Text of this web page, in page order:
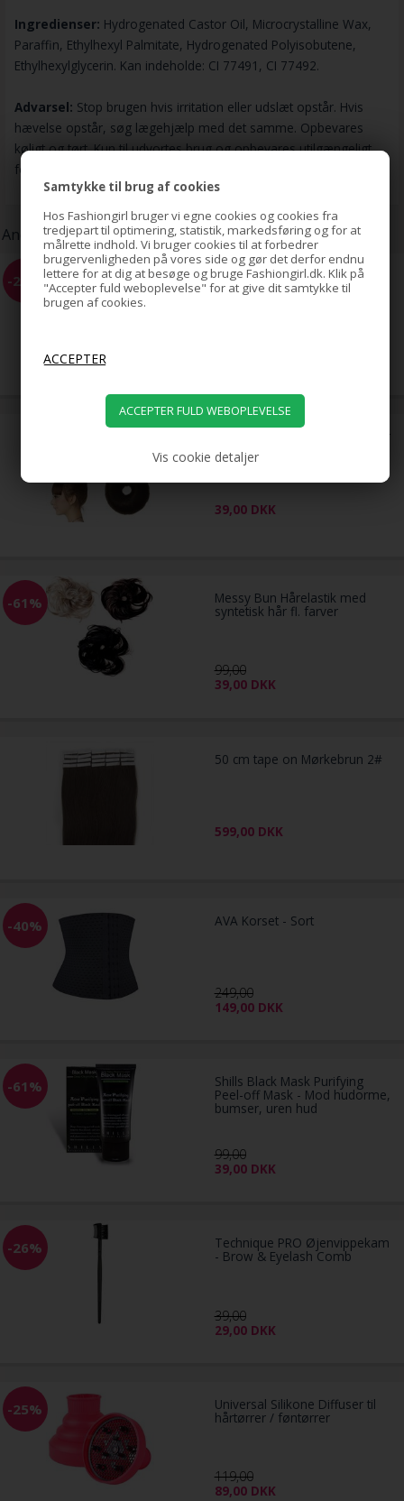
Samtykke til brug af cookies
Hos Fashiongirl bruger vi egne cookies og cookies fra
tredjepart til optimering, statistik, markedsføring og for at
målrette indhold. Vi bruger cookies til at forbedrer
brugervenligheden på vores side og gør det derfor endnu
lettere for at dig at besøge og bruge Fashiongirl.dk. Klik på
"Accepter fuld weboplevelse" for at give dit samtykke til
brugen af cookies.
Vis cookie detaljer
Ingredienser: Hydrogenated Castor Oil, Microcrystalline Wax,
Paraffin, Ethylhexyl Palmitate, Hydrogenated Polyisobutene,
Ethylhexylglycerin. Kan indeholde: CI 77491, CI 77492.
Advarsel: Stop brugen hvis irritation eller udslæt opstår. Hvis
hævelse opstår, søg lægehjælp med det samme. Opbevares
køligt og tørt. Kun til udvortes brug og opbevares utilgængeligt
for børn.
Andre kunder har også købt:
-20% Topsy tail + Magic bun + Kam
Sort - Value Pack
4 cm hår donut M/ kunstigt hår
fl. farver
39,00 DKK
-61% Messy Bun Hårelastik med
syntetisk hår fl. farver
99,00
39,00 DKK
50 cm tape on Mørkebrun 2#
599,00 DKK
-40% AVA Korset - Sort
249,00
149,00 DKK
-61% Shills Black Mask Purifying
Peel-off Mask - Mod hudorme,
bumser, uren hud
99,00
39,00 DKK
-26% Technique PRO Øjenvippekam
- Brow & Eyelash Comb
39,00
29,00 DKK
-25% Universal Silikone Diffuser til
hårtørrer / føntørrer
119,00
89,00 DKK